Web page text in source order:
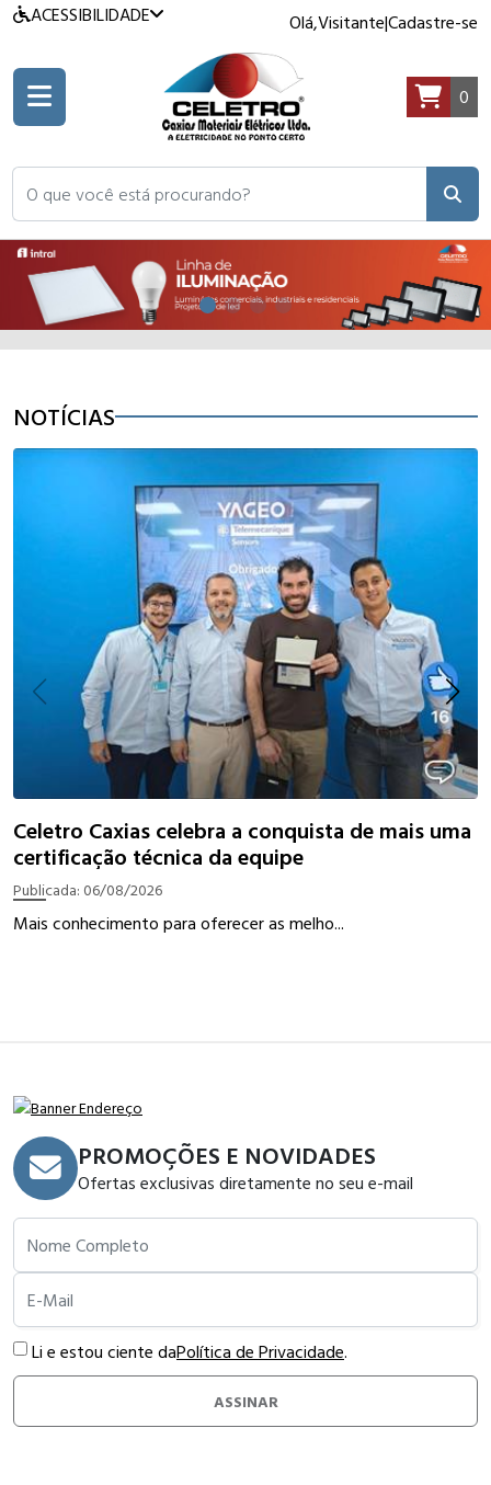
ACESSIBILIDADE Olá,Visitante|Cadastre-se
O que você está procurando?
0
NOTÍCIAS
Celetro Caxias celebra a conquista de mais uma
certificação técnica da equipe
Publicada: 06/08/2026
Mais conhecimento para oferecer as melho...
PROMOÇÕES E NOVIDADES
Ofertas exclusivas diretamente no seu e-mail
Nome Completo
E-Mail
Li e estou ciente daPolítica de Privacidade.
ASSINAR